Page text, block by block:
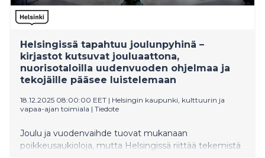
Helsingissä tapahtuu joulunpyhinä –
kirjastot kutsuvat jouluaattona,
nuorisotaloilla uudenvuoden ohjelmaa ja
tekojäille pääsee luistelemaan
18.12.2025 08:00:00 EET | Helsingin kaupunki, kulttuurin ja
vapaa-ajan toimiala | Tiedote
Joulu ja vuodenvaihde tuovat mukanaan
poikkeusaukioloja, mutta Helsingissä riittää tekemistä